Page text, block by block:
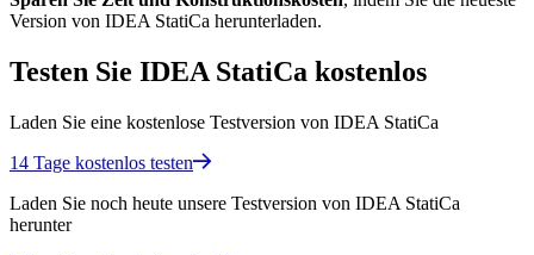
Version von IDEA StatiCa herunterladen.
Testen Sie IDEA StatiCa kostenlos
Laden Sie eine kostenlose Testversion von IDEA StatiCa
14 Tage kostenlos testen
Laden Sie noch heute unsere Testversion von IDEA StatiCa
herunter